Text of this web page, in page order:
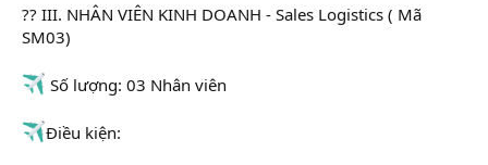
?? III. NHÂN VIÊN KINH DOANH - Sales Logistics ( Mã
SM03)
Số lượng: 03 Nhân viên
Điều kiện: